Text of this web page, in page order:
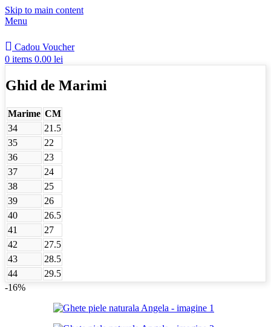
Skip to main content
Menu
Cadou Voucher
0 items 0.00 lei
Ghid de Marimi
Marime CM
34
21.5
35
22
36
23
37
24
38
25
39
26
40
26.5
41
27
42
27.5
43
28.5
44
29.5
-16%